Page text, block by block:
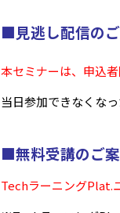
■見逃し配信の
本セミナーは、申込
当日参加できなくな
■無料受講のご
TechラーニングPlat.